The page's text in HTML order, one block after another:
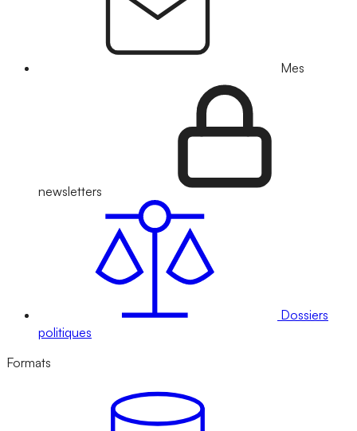
Mes
newsletters
Dossiers
politiques
Formats